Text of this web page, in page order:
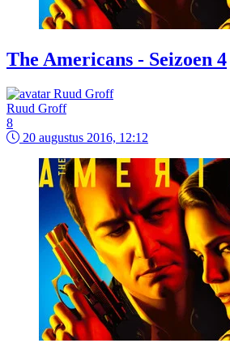
The Americans - Seizoen 4
Ruud Groff
8
20 augustus 2016, 12:12